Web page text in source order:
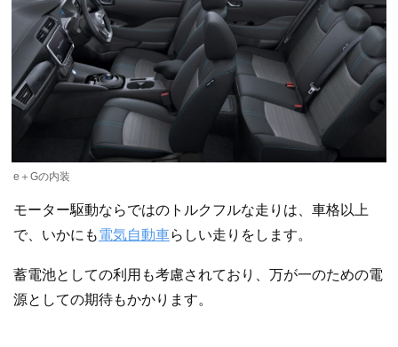
e＋Gの内装
モーター駆動ならではのトルクフルな走りは、車格以上
で、いかにも電気自動車らしい走りをします。
蓄電池としての利用も考慮されており、万が一のための電
源としての期待もかかります。